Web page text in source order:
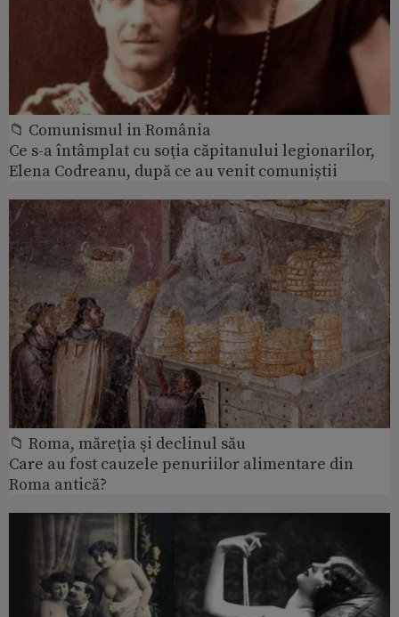
📁 Comunismul in România
Ce s-a întâmplat cu soţia căpitanului legionarilor,
Elena Codreanu, după ce au venit comuniștii
📁 Roma, măreţia şi declinul său
Care au fost cauzele penuriilor alimentare din
Roma antică?